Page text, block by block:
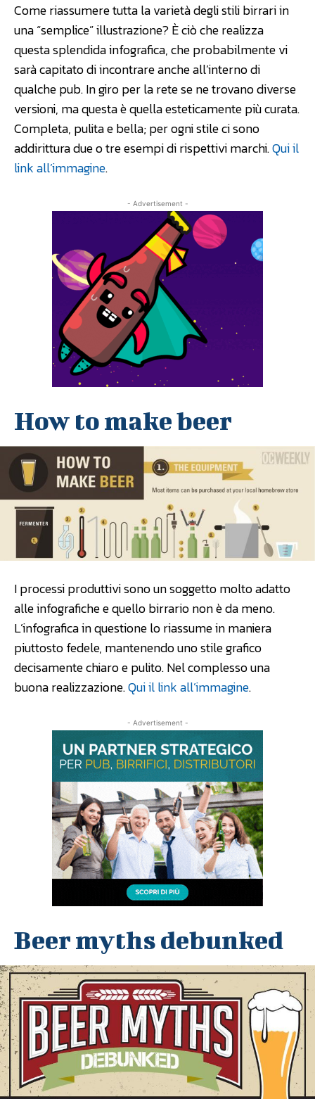
Come riassumere tutta la varietà degli stili birrari in
una “semplice” illustrazione? È ciò che realizza
questa splendida infografica, che probabilmente vi
sarà capitato di incontrare anche all’interno di
qualche pub. In giro per la rete se ne trovano diverse
versioni, ma questa è quella esteticamente più curata.
Completa, pulita e bella; per ogni stile ci sono
addirittura due o tre esempi di rispettivi marchi.Qui il
link all’immagine.
- Advertisement -
How to make beer
I processi produttivi sono un soggetto molto adatto
alle infografiche e quello birrario non è da meno.
L’infografica in questione lo riassume in maniera
piuttosto fedele, mantenendo uno stile grafico
decisamente chiaro e pulito. Nel complesso una
buona realizzazione.Qui il link all’immagine.
- Advertisement -
Beer myths debunked